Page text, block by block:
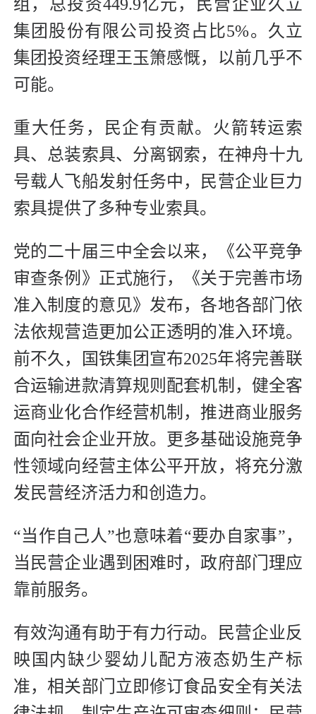
组，总投资449.9亿元，民营企业久立
集团股份有限公司投资占比5%。久立
集团投资经理王玉箫感慨，以前几乎不
可能。
重大任务，民企有贡献。火箭转运索
具、总装索具、分离钢索，在神舟十九
号载人飞船发射任务中，民营企业巨力
索具提供了多种专业索具。
党的二十届三中全会以来，《公平竞争
审查条例》正式施行，《关于完善市场
准入制度的意见》发布，各地各部门依
法依规营造更加公正透明的准入环境。
前不久，国铁集团宣布2025年将完善联
合运输进款清算规则配套机制，健全客
运商业化合作经营机制，推进商业服务
面向社会企业开放。更多基础设施竞争
性领域向经营主体公平开放，将充分激
发民营经济活力和创造力。
“当作自己人”也意味着“要办自家事”，
当民营企业遇到困难时，政府部门理应
靠前服务。
有效沟通有助于有力行动。民营企业反
映国内缺少婴幼儿配方液态奶生产标
准，相关部门立即修订食品安全有关法